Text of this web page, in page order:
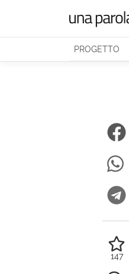
PROGETTO
147